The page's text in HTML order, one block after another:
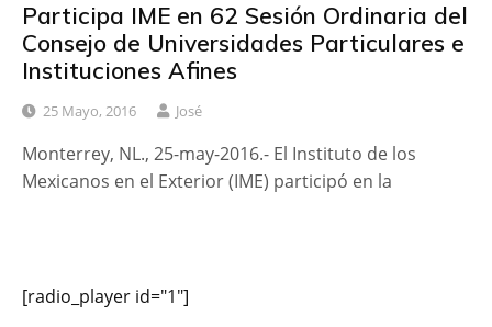
Participa IME en 62 Sesión Ordinaria del
Consejo de Universidades Particulares e
Instituciones Afines
25 Mayo, 2016 José
Monterrey, NL., 25-may-2016.- El Instituto de los
Mexicanos en el Exterior (IME) participó en la
[radio_player id="1"]